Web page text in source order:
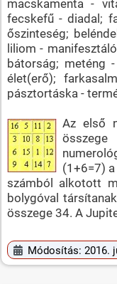
macskamenta -
fecskefű - diadal;
őszinteség;
liliom -
bátorság; meténg
élet(erő);
pásztortáska -
Az első
(1+6=7)
számból alkotott
bolygóval
összege 34. A
Módosítás: 2016.